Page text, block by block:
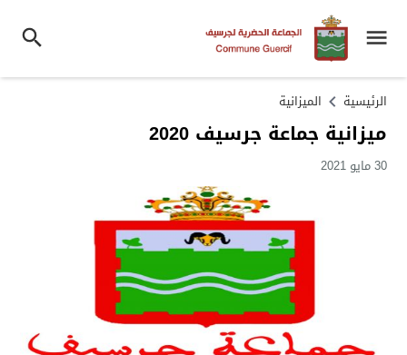
الرئيسية الميزانية
ميزانية جماعة جرسيف 2020
30 مايو 2021